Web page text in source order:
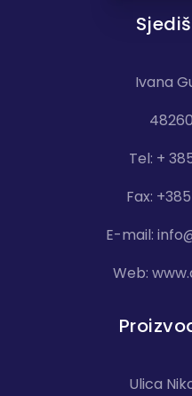
Ivana
Tel: +
Fax:
E-mail:
Web:
Ulica